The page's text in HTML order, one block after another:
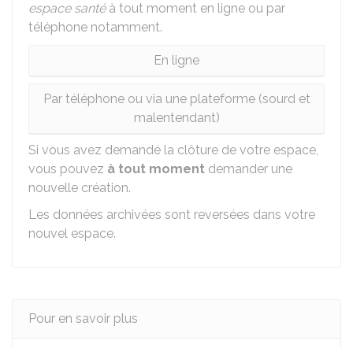
espace santéà tout moment en ligne ou par
téléphone notamment.
En ligne
Par téléphone ou via une plateforme (sourd et
malentendant)
Si vous avez demandé la clôture de votre espace,
vous pouvez à tout moment demander une
nouvelle création.
Les données archivées sont reversées dans votre
nouvel espace.
Pour en savoir plus